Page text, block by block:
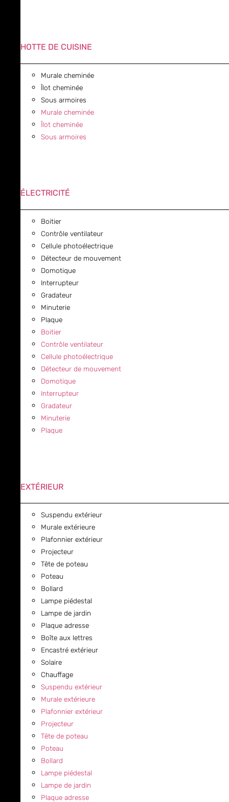
HOTTE DE CUISINE
Murale cheminée
Îlot cheminée
Sous armoires
Murale cheminée
Îlot cheminée
Sous armoires
ÉLECTRICITÉ
Boitier
Contrôle ventilateur
Cellule photoélectrique
Détecteur de mouvement
Domotique
Interrupteur
Gradateur
Minuterie
Plaque
Boitier
Contrôle ventilateur
Cellule photoélectrique
Détecteur de mouvement
Domotique
Interrupteur
Gradateur
Minuterie
Plaque
EXTÉRIEUR
Suspendu extérieur
Murale extérieure
Plafonnier extérieur
Projecteur
Tête de poteau
Poteau
Bollard
Lampe piédestal
Lampe de jardin
Plaque adresse
Boîte aux lettres
Encastré extérieur
Solaire
Chauffage
Suspendu extérieur
Murale extérieure
Plafonnier extérieur
Projecteur
Tête de poteau
Poteau
Bollard
Lampe piédestal
Lampe de jardin
Plaque adresse